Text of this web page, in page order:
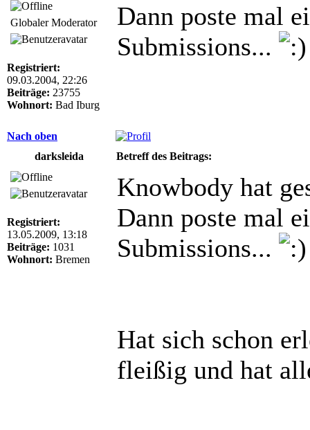
Globaler Moderator
Registriert:
09.03.2004, 22:26
Beiträge: 23755
Wohnort: Bad Iburg
Dann poste mal
Submissions...
Nach oben
darksleida
Betreff des Beitrags:
Registriert:
13.05.2009, 13:18
Beiträge: 1031
Wohnort: Bremen
Knowbody hat
Dann poste mal
Submissions...
Hat sich schon
fleißig und hat